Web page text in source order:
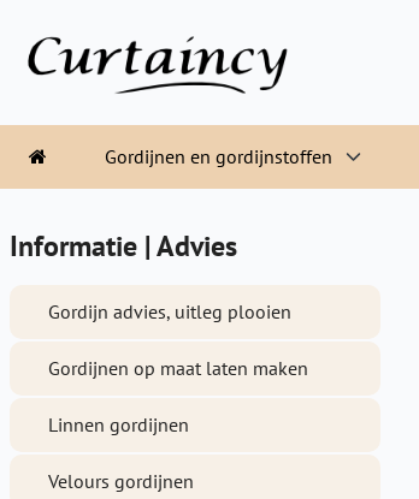
Gordijnen en gordijnstoffen
Informatie | Advies
Gordijn advies, uitleg plooien
Gordijnen op maat laten maken
Linnen gordijnen
Velours gordijnen